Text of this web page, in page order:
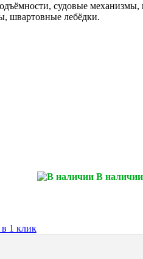
судовые механизмы,
швартовные лебёдки.
В наличии
1 клик